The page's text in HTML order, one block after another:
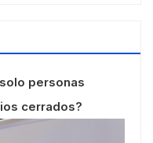
personas
cerrados?